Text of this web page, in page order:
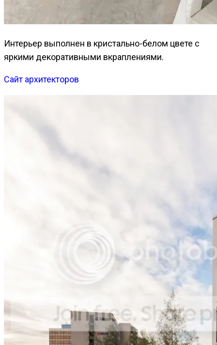
Интерьер выполнен в кристально-белом цвете с
яркими декоративными вкраплениями.
Сайт архитекторов